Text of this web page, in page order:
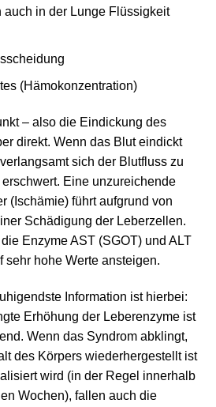
auch in der Lunge Flüssigkeit
(Hämokonzentration)
– also die Eindickung des
direkt. Wenn das Blut eindickt
sich der Blutfluss zu
Eine unzureichende
(Ischämie) führt aufgrund von
Schädigung der Leberzellen.
Enzyme AST (SGOT) und ALT
sehr hohe Werte ansteigen.
Information ist hierbei:
Erhöhung der Leberenzyme ist
Wenn das Syndrom abklingt,
des Körpers wiederhergestellt ist
wird (in der Regel innerhalb
Wochen), fallen auch die